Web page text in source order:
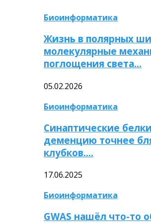
Биоинформатика
Жизнь в полярных
молекулярные
поглощения света…
05.02.2026
Биоинформатика
Синаптические
деменцию точнее
клубков….
17.06.2025
Биоинформатика
GWAS нашёл что-то